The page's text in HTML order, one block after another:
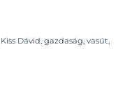
Kiss Dávid, gazdaság, vasút,